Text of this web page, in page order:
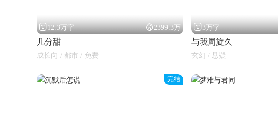
12.3万字 2399.3万
几分甜
成长向 / 都市 / 免费
3万字
与我周旋久
玄幻 / 悬疑
完结